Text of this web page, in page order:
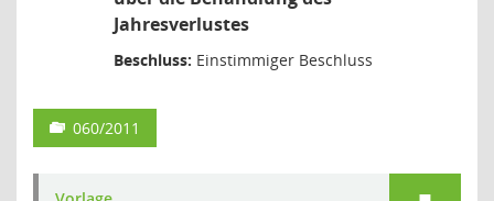
Jahresverlustes
Beschluss: Einstimmiger Beschluss
060/2011